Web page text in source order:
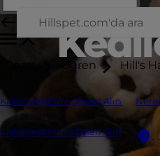
Öğren Hill's
Kişiselleştirilmiş Öneri Alın
Kişiselleştirilmiş Öneri Alın